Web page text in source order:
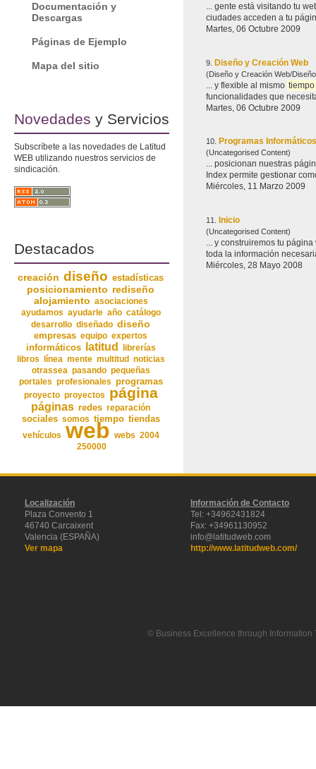
Martes, 06 Octubre 2009
9. Diseño y Creación Web
(Diseño y Creación Web/
... y flexible al mismo tiempo
Martes, 06 Octubre 2009
10. Programas
(Uncategorised Content)
... posicionan nuestras
Index permite gestionar
Miércoles, 11 Marzo 2009
11. Inicio
(Uncategorised Content)
... y construiremos tu
toda la información
Miércoles, 28 Mayo 2008
Documentación y
Descargas
Páginas de Ejemplo
Mapa del sitio
Novedades y Servicios
Subscríbete a las novedades de Latitud
WEB utilizando nuestros servicios de
sindicación.
Destacados
creación diseño estadísticas
posicionamiento rediseño
alojamiento asociaciones
ayudamos ayudarle año catálogo
desarrollo diseñado diseño
empresas equipo expertos
informáticos
latitud
librerías
libros
línea mente multitud noticias
otrassea pasando pequeñas
portales profesionales programas
proyecto proyectos página
páginas redes reparación
sociales somos tiempo tiendas
vehículos web webs 2004
250000
Localización
Plaza Convento 1
46740 Carcaixent
Valencia (ESPAÑA)
Ver mapa
Información de Contacto
Tel: +34962431824
Fax: +34961130952
info@latitudweb.com
http://www.latitudweb.com/
© Business Excellence through